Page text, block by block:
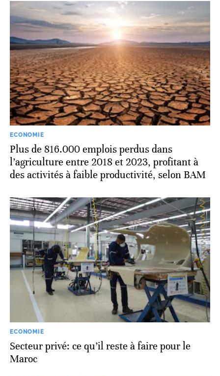
ECONOMIE
Plus de 816.000 emplois perdus dans
l’agriculture entre 2018 et 2023, profitant à
des activités à faible productivité, selon BAM
ECONOMIE
Secteur privé: ce qu’il reste à faire pour le
Maroc